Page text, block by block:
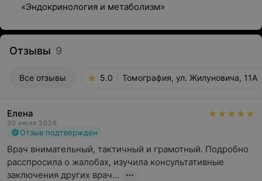
«Эндокринология и метаболизм»
Отзывы 9
Все отзывы 5.0 Томография, ул. Жилуновича, 11А
Елена
30 июля 2026
Отзыв подтвержден
Врач внимательный, тактичный и грамотный. Подробно
расспросила о жалобах, изучила консультативные
заключения других врач...